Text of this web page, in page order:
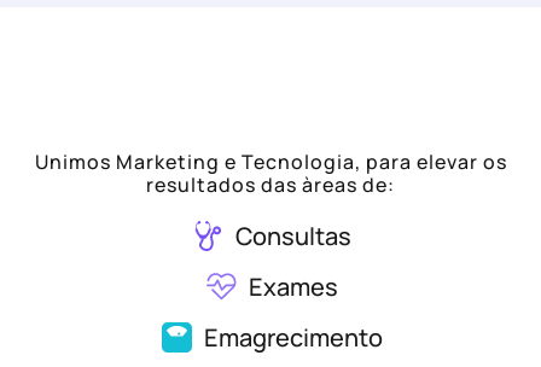
Unimos Marketing e Tecnologia, para elevar os
resultados das àreas de:
Consultas
Exames
Emagrecimento